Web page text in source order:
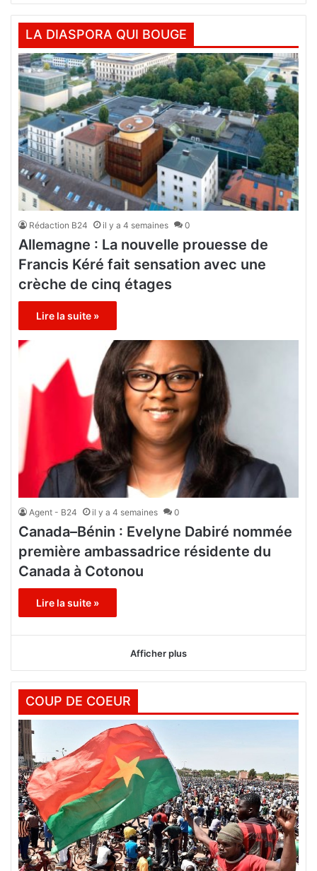
LA DIASPORA QUI BOUGE
Rédaction B24 il y a 4 semaines 0
Allemagne : La nouvelle prouesse de
Francis Kéré fait sensation avec une
crèche de cinq étages
Lire la suite »
Agent - B24 il y a 4 semaines 0
Canada–Bénin : Evelyne Dabiré nommée
première ambassadrice résidente du
Canada à Cotonou
Lire la suite »
Afficher plus
COUP DE COEUR